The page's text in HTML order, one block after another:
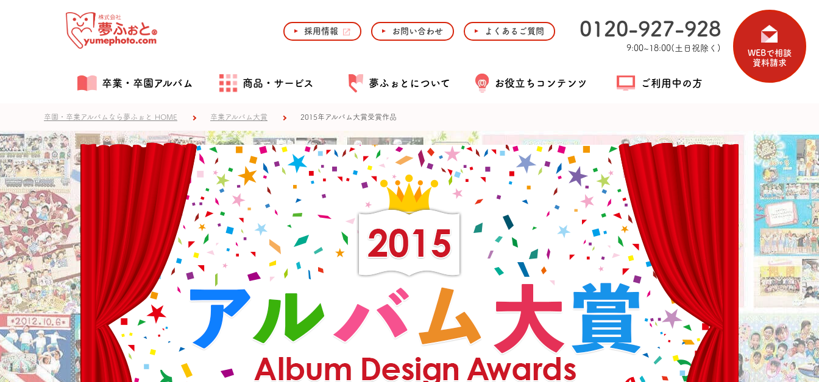
0120-927-928
9:00~18:00(土日祝除く)
採用情報 お問い合わせ よくあるご質問
WEBで相談
資料請求
卒業・卒園アルバム 商品・サービス 夢ふぉとについて お役立ちコンテンツ ご利用中の方
卒園・卒業アルバムなら夢ふぉと HOME 卒業アルバム大賞 2015年アルバム大賞受賞作品